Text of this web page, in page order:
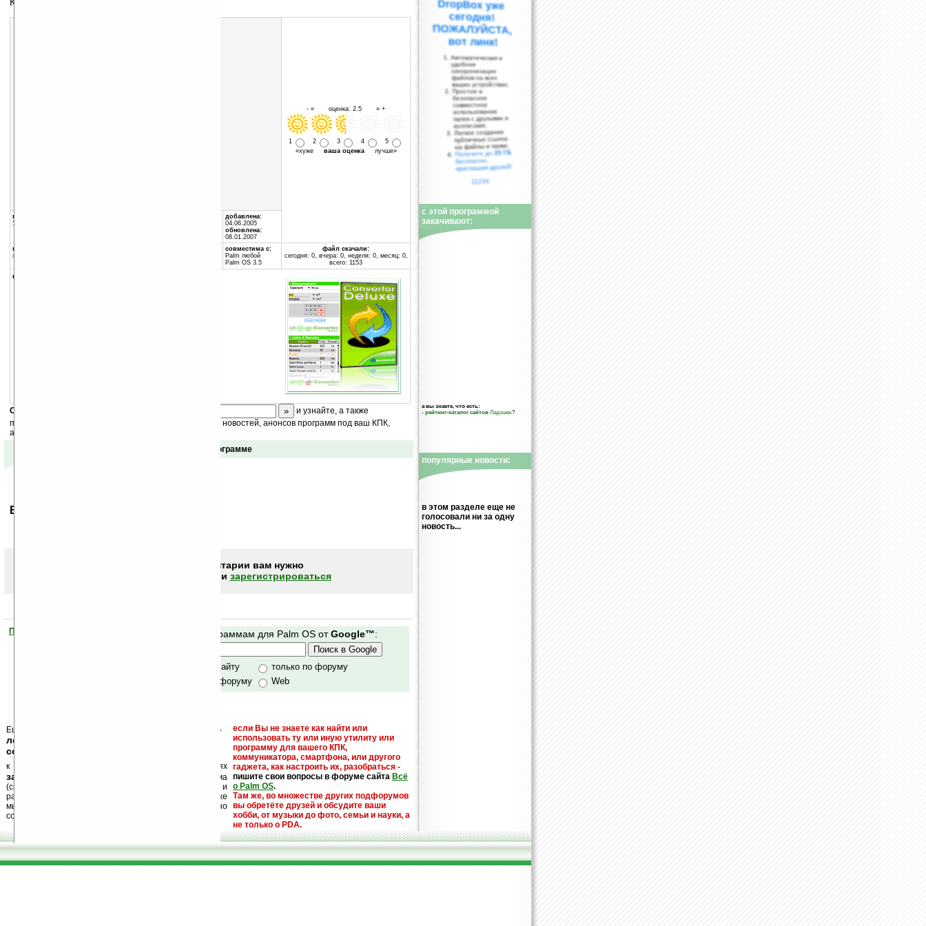
- « оценка: 2.5 » +
1 2 3 4
5
«хуже ваша оценкалучше»
группы программы:
Утилиты
добавлена:
04.06.2005
обновлена:
08.01.2007
программа:
шареварная
совместима с:
Palm любой
Palm OS 3.5
файл скачали:
сегодня: 0, вчера: 0, неделя: 0, месяц: 0,
всего: 1153
описание:
Скоро
и узнайте, а также
получайте ежедневный или еженедельный дайджест новостей, анонсов программ под ваш КПК,
акций сайта на ваш почтовый ящик.
Отзывы о программе
Ваше мнение будет первым.
Чтобы писать комментарии вам нужно
или зарегистрироваться
Помогите Ладошкам стать лучше
Поиск по программам для Palm OS отGoogle™:
только по сайту
только по форуму
по сайту и форуму
Web
Еще раз обращаем внимание, что
кейгены, кряки -
лекарства, серийные номера, ключи и
ссылки на варезные сайты
если Вы не знаете как найти или
использовать ту или иную утилиту или
программу для вашего КПК,
коммуникатора, смартфона, или другого
гаджета, как настроить их, разобраться -
пишите свои вопросы в форуме сайта Всё
о Palm OS.
Там же, во множестве других подфорумов
вы обретёте друзей и обсудите ваши
хобби, от музыки до фото, семьи и науки, а
не только о PDA.
к публикации на нашем сайте в комментариях
запрещены
, как и несанкционированная реклама
(спам). Мы поддерживаем авторов программ и
развитие легального программного обеспечения. Также
мы призываем Вас поддерживать авторов, особенно
создающих бесплатные (freeware) программы.
вот линк!
Автоматическая и
удобная
синхронизация
файлов на всех
ваших устройствах;
Простое и
безопасное
совместное
использование
папок с друзьями и
коллегами;
Легкое создание
публичных ссылок
на файлы и папки;
Получите до25 ГБ
бесплатно,
приглашая друзей!
11234
с этой программой
закачивают:
а вы знаете, что есть:
- рейтинг-каталог сайтов Ладошек?
популярные новости:
в этом разделе еще не
голосовали ни за одну
новость...